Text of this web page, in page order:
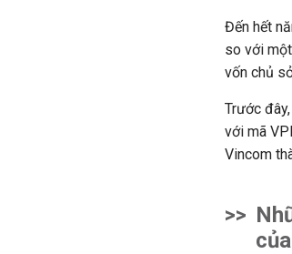
Đến hết
so với
vốn chủ
Trước
với mã
Vincom
>>